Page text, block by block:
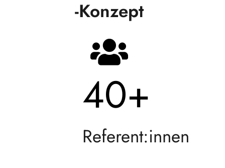
-Konzept
40+
Referent:innen